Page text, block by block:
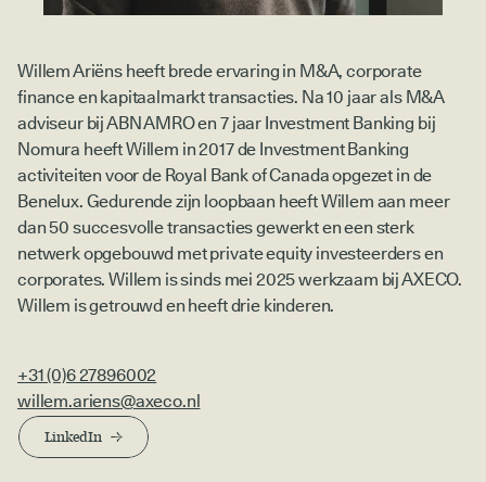
Willem Ariëns heeft brede ervaring in M&A, corporate
finance en kapitaalmarkt transacties. Na 10 jaar als M&A
adviseur bij ABN AMRO en 7 jaar Investment Banking bij
Nomura heeft Willem in 2017 de Investment Banking
activiteiten voor de Royal Bank of Canada opgezet in de
Benelux. Gedurende zijn loopbaan heeft Willem aan meer
dan 50 succesvolle transacties gewerkt en een sterk
netwerk opgebouwd met private equity investeerders en
corporates. Willem is sinds mei 2025 werkzaam bij AXECO.
Willem is getrouwd en heeft drie kinderen.
+31 (0)6 27896002
willem.ariens@axeco.nl
LinkedIn